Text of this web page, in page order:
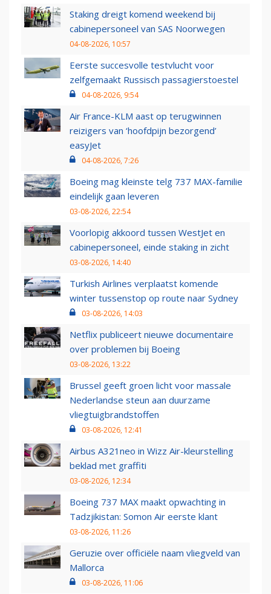
Staking dreigt komend weekend bij
cabinepersoneel van SAS Noorwegen
04-08-2026, 10:57
Eerste succesvolle testvlucht voor
zelfgemaakt Russisch passagierstoestel
04-08-2026, 9:54
Air France-KLM aast op terugwinnen
reizigers van ‘hoofdpijn bezorgend’
easyJet
04-08-2026, 7:26
Boeing mag kleinste telg 737 MAX-familie
eindelijk gaan leveren
03-08-2026, 22:54
Voorlopig akkoord tussen WestJet en
cabinepersoneel, einde staking in zicht
03-08-2026, 14:40
Turkish Airlines verplaatst komende
winter tussenstop op route naar Sydney
03-08-2026, 14:03
Netflix publiceert nieuwe documentaire
over problemen bij Boeing
03-08-2026, 13:22
Brussel geeft groen licht voor massale
Nederlandse steun aan duurzame
vliegtuigbrandstoffen
03-08-2026, 12:41
Airbus A321neo in Wizz Air-kleurstelling
beklad met graffiti
03-08-2026, 12:34
Boeing 737 MAX maakt opwachting in
Tadzjikistan: Somon Air eerste klant
03-08-2026, 11:26
Geruzie over officiële naam vliegveld van
Mallorca
03-08-2026, 11:06